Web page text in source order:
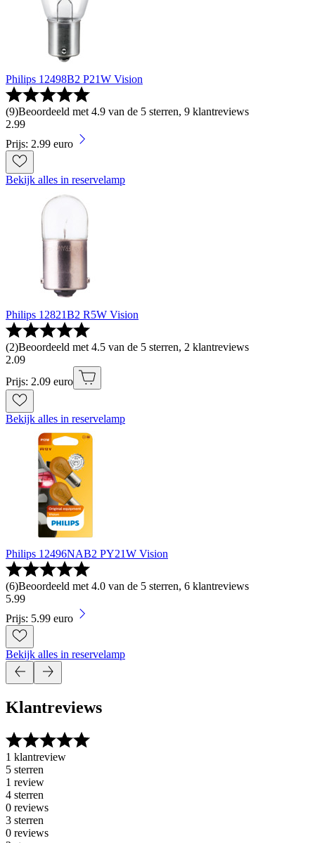
Philips 12498B2 P21W Vision
(9)Beoordeeld met 4.9 van de 5 sterren, 9 klantreviews
2.99
Prijs: 2.99 euro
Bekijk alles in reservelamp
Philips 12821B2 R5W Vision
(2)Beoordeeld met 4.5 van de 5 sterren, 2 klantreviews
2.09
Prijs: 2.09 euro
Bekijk alles in reservelamp
Philips 12496NAB2 PY21W Vision
(6)Beoordeeld met 4.0 van de 5 sterren, 6 klantreviews
5.99
Prijs: 5.99 euro
Bekijk alles in reservelamp
Klantreviews
1 klantreview
5 sterren
1 review
4 sterren
0 reviews
3 sterren
0 reviews